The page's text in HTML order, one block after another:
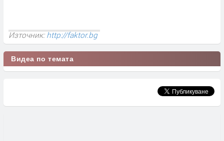
Източник:http://faktor.bg
Видеа по темата